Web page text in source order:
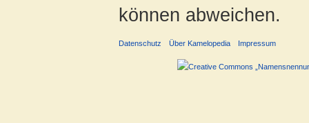
können abweichen.
Datenschutz Über Kamelopedia Impressum